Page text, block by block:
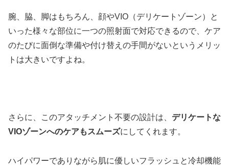
腕、脇、脚はもちろん、顔やVIO（デリケートゾーン）と
いった様々な部位に一つの照射面で対応できるので、ケア
のたびに面倒な準備や付け替えの手間がないというメリッ
トは大きいですよね。
さらに、このアタッチメント不要の設計は、 デリケートな
VIOゾーンへのケアもスムーズにしてくれます。
ハイパワーでありながら肌に優しいフラッシュと冷却機能